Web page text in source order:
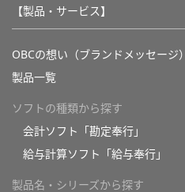
【製品・サービス】
OBCの想い（ブランドメッセージ）
製品一覧
ソフトの種類から探す
会計ソフト「勘定奉行」
給与計算ソフト「給与奉行」
製品名・シリーズから探す